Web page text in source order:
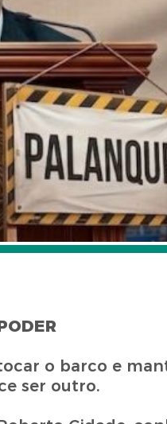
o barco e
ser outro.